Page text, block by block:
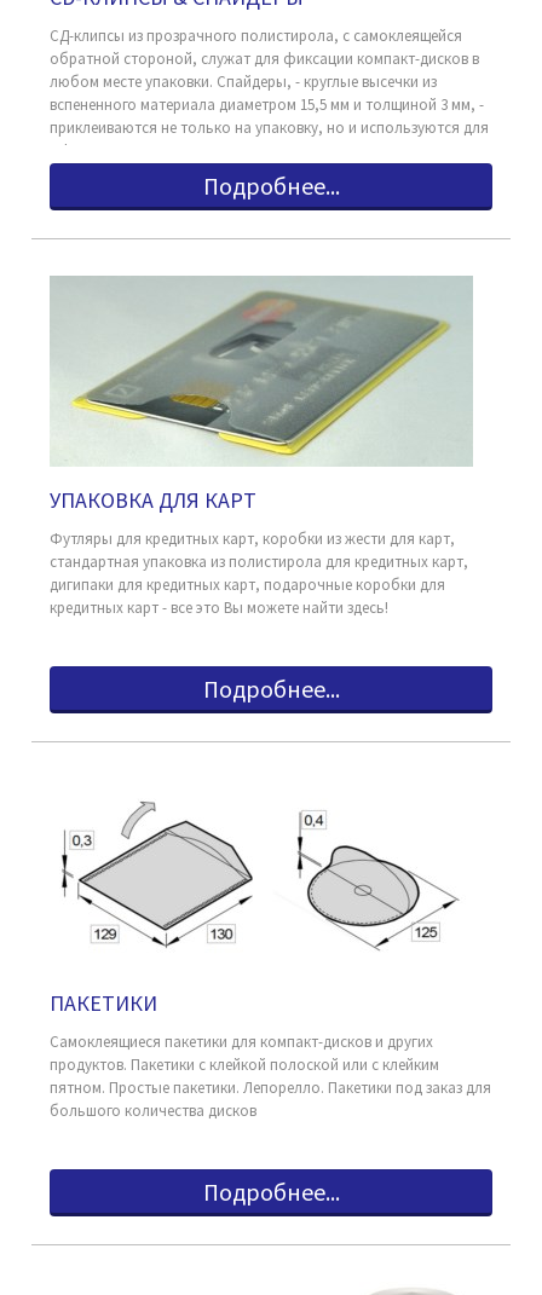
СД-клипсы из прозрачного полистирола, с самоклеящейся
обратной стороной, служат для фиксации компакт-дисков в
любом месте упаковки. Спайдеры, - круглые высечки из
вспененного материала диаметром 15,5 мм и толщиной 3 мм, -
приклеиваются не только на упаковку, но и используются для
оформления витрин и выставочных стендов компакт-дисками.
Подробнее...
УПАКОВКА ДЛЯ КАРТ
Футляры для кредитных карт, коробки из жести для карт,
стандартная упаковка из полистирола для кредитных карт,
дигипаки для кредитных карт, подарочные коробки для
кредитных карт - все это Вы можете найти здесь!
Подробнее...
ПАКЕТИКИ
Самоклеящиеся пакетики для компакт-дисков и других
продуктов. Пакетики с клейкой полоской или с клейким
пятном. Простые пакетики. Лепорелло. Пакетики под заказ для
большого количества дисков
Подробнее...